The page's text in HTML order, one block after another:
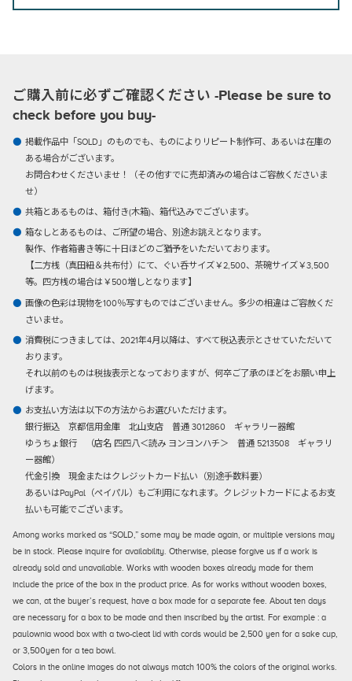
ご購入前に必ずご確認ください -Please be sure to
check before you buy-
掲載作品中「SOLD」のものでも、ものによりリピート制作可、あるいは在庫の
ある場合がございます。
お問合わせくださいませ！（その他すでに売却済みの場合はご容赦くださいま
せ）
共箱とあるものは、箱付き(木箱)、箱代込みでございます。
箱なしとあるものは、ご所望の場合、別途お誂えとなります。
製作、作者箱書き等に十日ほどのご猶予をいただいております。
【二方桟（真田紐＆共布付）にて、ぐい呑サイズ￥2,500、茶碗サイズ￥3,500
等。四方桟の場合は￥500増しとなります】
画像の色彩は現物を100％写すものではございません。多少の相違はご容赦くだ
さいませ。
消費税につきましては、2021年4月以降は、すべて税込表示とさせていただいて
おります。
それ以前のものは税抜表示となっておりますが、何卒ご了承のほどをお願い申上
げます。
お支払い方法は以下の方法からお選びいただけます。
銀行振込京都信用金庫 北山支店 普通 3012860 ギャラリー器館
ゆうちょ銀行 （店名 四四八＜読み ヨンヨンハチ＞ 普通 5213508 ギャラリ
ー器館）
代金引換現金またはクレジットカード払い（別途手数料要）
あるいはPayPal（ペイパル）もご利用になれます。クレジットカードによるお支
払いも可能でございます。
Among works marked as “SOLD,” some may be made again, or multiple versions may
be in stock. Please inquire for availability. Otherwise, please forgive us if a work is
already sold and unavailable. Works with wooden boxes already made for them
include the price of the box in the product price. As for works without wooden boxes,
we can, at the buyer’s request, have a box made for a separate fee. About ten days
are necessary for a box to be made and then inscribed by the artist. For example : a
paulownia wood box with a two-cleat lid with cords would be 2,500 yen for a sake cup,
or 3,500yen for a tea bowl.
Colors in the online images do not always match 100% the colors of the original works.